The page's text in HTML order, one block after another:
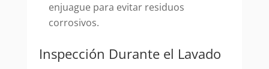
enjuague para evitar residuos
corrosivos.
Inspección Durante el Lavado